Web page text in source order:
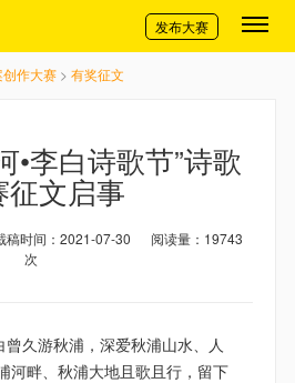
切换导航
发布大赛
创作大赛 > 有奖征文
•李白诗歌节”诗歌
征文启事
稿时间：2021-07-30
阅读量：19743
次
久游秋浦，深爱秋浦山水、人
河畔、秋浦大地且歌且行，留下